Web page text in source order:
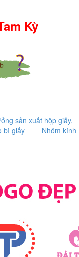
Kỳ
sản xuất hộp giấy,
bì giấy
Nhôm kính